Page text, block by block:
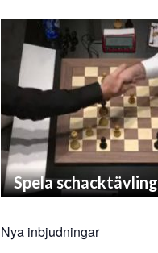
Spela schacktävling
Nya inbjudningar